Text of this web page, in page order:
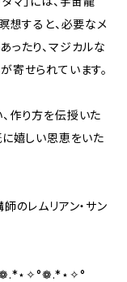
想すると、必要なメ
ったり、マジカルな
寄せられています。
作り方を伝授いた
に嬉しい恩恵をいた
のレムリアン・サン